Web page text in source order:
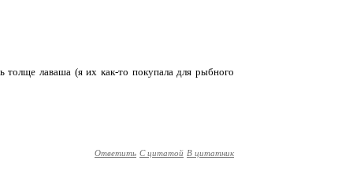
толще лаваша (я их как-то покупала для рыбного
Ответить С цитатой В цитатник